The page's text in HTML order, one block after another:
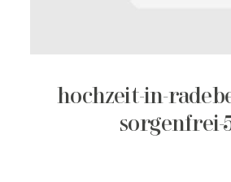
hochzeit-in-
sorgenfrei-